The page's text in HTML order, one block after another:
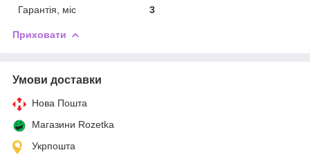
Гарантія, міс
3
Приховати
Умови доставки
Нова Пошта
Магазини Rozetka
Укрпошта